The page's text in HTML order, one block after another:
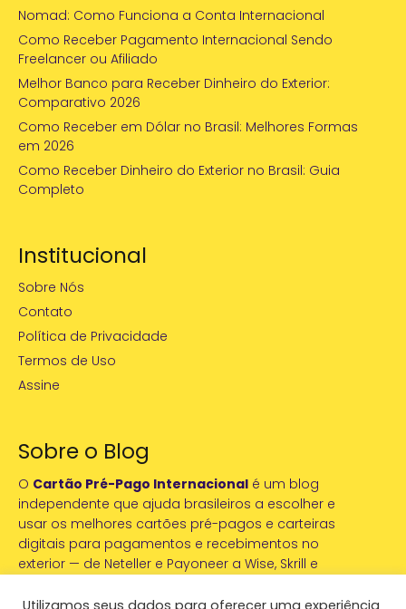
Nomad: Como Funciona a Conta Internacional
Como Receber Pagamento Internacional Sendo
Freelancer ou Afiliado
Melhor Banco para Receber Dinheiro do Exterior:
Comparativo 2026
Como Receber em Dólar no Brasil: Melhores Formas
em 2026
Como Receber Dinheiro do Exterior no Brasil: Guia
Completo
Institucional
Sobre Nós
Contato
Política de Privacidade
Termos de Uso
Assine
Sobre o Blog
O Cartão Pré-Pago Internacional é um blog
independente que ajuda brasileiros a escolher e
usar os melhores cartões pré-pagos e carteiras
digitais para pagamentos e recebimentos no
exterior — de Neteller e Payoneer a Wise, Skrill e
Avelino.
Utilizamos seus dados para oferecer uma experiência